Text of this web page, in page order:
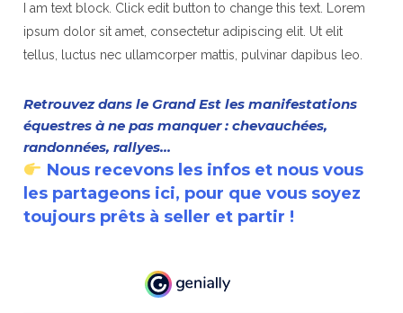
I am text block. Click edit button to change this text. Lorem
ipsum dolor sit amet, consectetur adipiscing elit. Ut elit
tellus, luctus nec ullamcorper mattis, pulvinar dapibus leo.
Retrouvez dans le Grand Est les manifestations
équestres à ne pas manquer : chevauchées,
randonnées, rallyes…
Nous recevons les infos et nous vous
les partageons ici, pour que vous soyez
toujours prêts à seller et partir !